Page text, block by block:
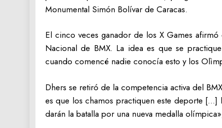
Monumental Simón Bolívar de Caracas.
El cinco veces ganador de los X Games
Nacional de BMX. La idea es que se
cuando comencé nadie conocía esto y los
Dhers se retiró de la competencia activa del
es que los chamos practiquen este deporte […]
darán la batalla por una nueva medalla